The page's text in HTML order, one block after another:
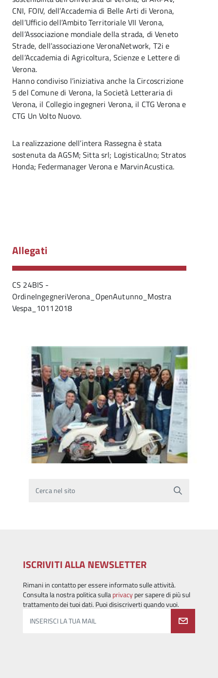
CNI, FOIV, dell’Accademia di Belle Arti di Verona,
dell’Ufficio dell’Ambito Territoriale VII Verona,
dell’Associazione mondiale della strada, di Veneto
Strade, dell’associazione VeronaNetwork, T2i e
dell’Accademia di Agricoltura, Scienze e Lettere di
Verona.
Hanno condiviso l’iniziativa anche la Circoscrizione
5 del Comune di Verona, la Società Letteraria di
Verona, il Collegio ingegneri Verona, il CTG Verona e
CTG Un Volto Nuovo.
La realizzazione dell’intera Rassegna è stata
sostenuta da AGSM; Sitta srl; LogisticaUno; Stratos
Honda; Federmanager Verona e MarvinAcustica.
Allegati
CS 24BIS -
OrdineIngegneriVerona_OpenAutunno_Mostra
Vespa_10112018
Cerca nel sito
ISCRIVITI ALLA NEWSLETTER
Rimani in contatto per essere informato sulle attività.
Consulta la nostra politica sullaprivacyper sapere di più sul
trattamento dei tuoi dati. Puoi disiscriverti quando vuoi.
INSERISCI LA TUA MAIL